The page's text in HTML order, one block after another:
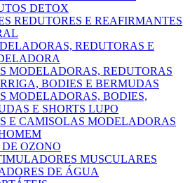
DETOX
REDUTORES E REAFIRMANTES
REDUTORAS E
MODELADORAS, REDUTORAS
BODIES E BERMUDAS
MODELADORAS, BODIES,
E SHORTS LUPO
E CAMISOLAS MODELADORAS
OZONO
MUSCULARES
DE ÁGUA